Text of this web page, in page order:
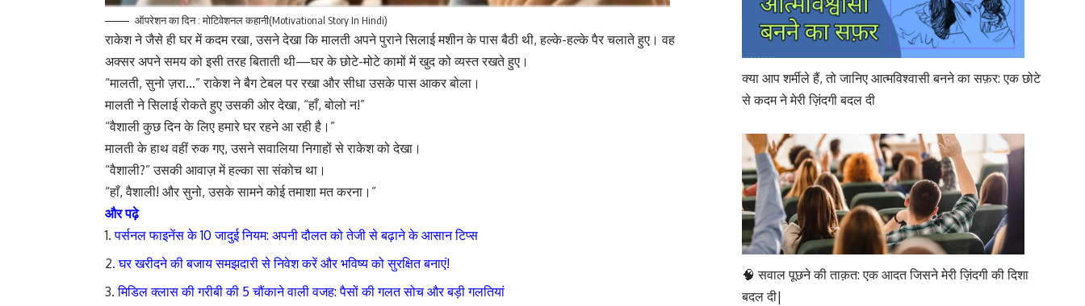
ऑपरेशन का दिन : मोटिवेशनल कहानी(Motivational Story In Hindi)
राकेश ने जैसे ही घर में कदम रखा, उसने देखा कि मालती अपने पुराने सिलाई मशीन के पास बैठी थी, हल्के-हल्के पैर चलाते हुए। वह
अक्सर अपने समय को इसी तरह बिताती थी—घर के छोटे-मोटे कामों में खुद को व्यस्त रखते हुए।
“मालती, सुनो ज़रा…” राकेश ने बैग टेबल पर रखा और सीधा उसके पास आकर बोला।
मालती ने सिलाई रोकते हुए उसकी ओर देखा, “हाँ, बोलो न!”
“वैशाली कुछ दिन के लिए हमारे घर रहने आ रही है।”
मालती के हाथ वहीं रुक गए, उसने सवालिया निगाहों से राकेश को देखा।
“वैशाली?” उसकी आवाज़ में हल्का सा संकोच था।
“हाँ, वैशाली! और सुनो, उसके सामने कोई तमाशा मत करना।”
और पढ़े
पर्सनल फाइनेंस के 10 जादुई नियम: अपनी दौलत को तेजी से बढ़ाने के आसान टिप्स
घर खरीदने की बजाय समझदारी से निवेश करें और भविष्य को सुरक्षित बनाएं!
मिडिल क्लास की गरीबी की 5 चौंकाने वाली वजह: पैसों की गलत सोच और बड़ी गलतियां
क्या आप शर्मीले हैं, तो जानिए आत्मविश्वासी बनने का सफ़र: एक छोटे
से कदम ने मेरी ज़िंदगी बदल दी
🧠 सवाल पूछने की ताक़त: एक आदत जिसने मेरी ज़िंदगी की दिशा
बदल दी|